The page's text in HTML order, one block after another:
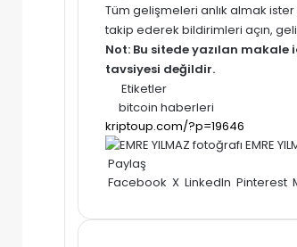
Tüm gelişmeleri anlık almak ister
takip ederek bildirimleri açın,
Not: Bu sitede yazılan
tavsiyesi değildir.
Etiketler
bitcoin haberleri
EMRE
Paylaş
Facebook X LinkedIn Pinterest